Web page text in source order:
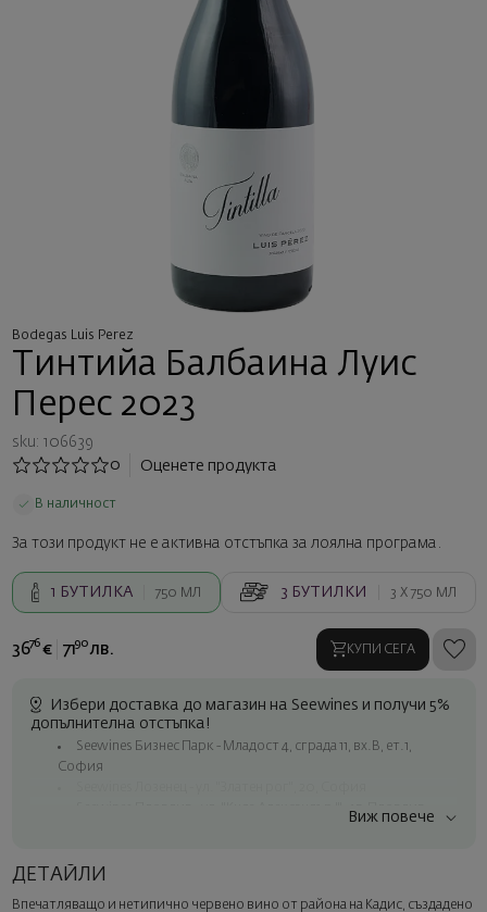
Bodegas Luis Perez
Тинтийа Балбаина Луис
Перес 2023
sku: 106639
0
Оценете продукта
В наличност
За този продукт не е активна отстъпка за лоялна програма.
1 БУТИЛКА 750 МЛ 3 БУТИЛКИ 3 X 750 МЛ
3676 € 7190 лв. КУПИ СЕГА
Избери доставка до магазин на Seewines и получи 5%
допълнителна отстъпка!
Seewines Бизнес Парк - Младост 4, сграда 11, вх.В, ет.1,
София
Seewines Пловдив - ул. "Княз Александър I", 45, Пловдив
Куриер на Seewines до адрес в рамките на град София
Виж повече
ДЕТАЙЛИ
Впечатляващо и нетипично червено вино от района на Кадис, създадено